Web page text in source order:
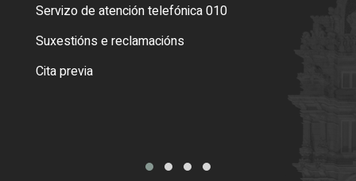
Servizo de atención telefónica 010
Suxestións e reclamacións
Cita previa